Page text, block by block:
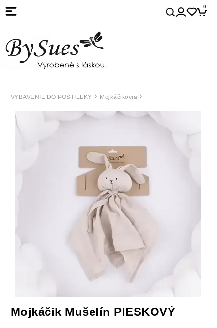
0
VYBAVENIE DO POSTIEĽKY Mojkáčikovia
Mojkáčik Mušelín PIESKOVÝ